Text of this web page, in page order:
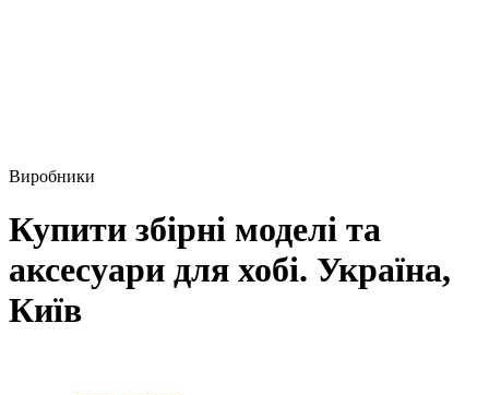
Виробники
Купити збірні моделі та
аксесуари для хобі. Україна,
Київ